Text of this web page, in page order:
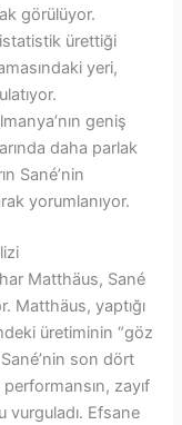
görülüyor.
ürettiği
yeri,
geniş
daha parlak
Sané’nin
yorumlanıyor.
Matthäus, Sané
Matthäus, yaptığı
üretiminin “göz
son dört
zayıf
vurguladı. Efsane